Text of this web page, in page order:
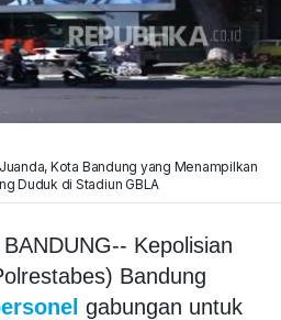
Kota Bandung yang Menampilkan
Duduk di Stadiun GBLA
Kepolisian
Bandung
gabungan untuk